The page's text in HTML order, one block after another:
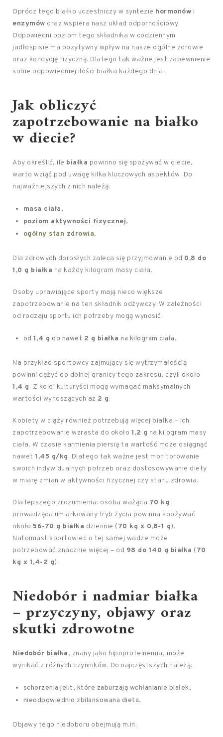
Oprócz tego białko uczestniczy w syntezie hormonów i
enzymów oraz wspiera nasz układ odpornościowy.
Odpowiedni poziom tego składnika w codziennym
jadłospisie ma pozytywny wpływ na nasze ogólne zdrowie
oraz kondycję fizyczną. Dlatego tak ważne jest zapewnienie
sobie odpowiedniej ilości białka każdego dnia.
Jak obliczyć
zapotrzebowanie na białko
w diecie?
Aby określić, ile białka powinno się spożywać w diecie,
warto wziąć pod uwagę kilka kluczowych aspektów. Do
najważniejszych z nich należą:
masa ciała,
poziom aktywności fizycznej,
ogólny stan zdrowia.
Dla zdrowych dorosłych zaleca się przyjmowanie od 0,8 do
1,0 g białka na każdy kilogram masy ciała.
Osoby uprawiające sporty mają nieco większe
zapotrzebowanie na ten składnik odżywczy. W zależności
od rodzaju sportu ich potrzeby mogą wynosić:
od1,4 g do nawet 2 g białka na kilogram ciała.
Na przykład sportowcy zajmujący się wytrzymałością
powinni dążyć do dolnej granicy tego zakresu, czyli około
1,4 g. Z kolei kulturyści mogą wymagać maksymalnych
wartości wynoszących aż 2 g.
Kobiety w ciąży również potrzebują więcej białka – ich
zapotrzebowanie wzrasta do około 1,2 g na kilogram masy
ciała. W czasie karmienia piersią ta wartość może osiągnąć
nawet 1,45 g/kg. Dlatego tak ważne jest monitorowanie
swoich indywidualnych potrzeb oraz dostosowywanie diety
w miarę zmian w aktywności fizycznej czy stanu zdrowia.
Dla lepszego zrozumienia: osoba ważąca 70 kg i
prowadząca umiarkowany tryb życia powinna spożywać
około 56-70 g białka dziennie (70 kg x 0,8-1 g).
Natomiast sportowiec o tej samej wadze może
potrzebować znacznie więcej – od 98 do 140 g białka (70
kg x 1,4-2 g).
Niedobór i nadmiar białka
– przyczyny, objawy oraz
skutki zdrowotne
Niedobór białka, znany jako hipoproteinemia, może
wynikać z różnych czynników. Do najczęstszych należą:
schorzenia jelit, które zaburzają wchłanianie białek,
nieodpowiednio zbilansowana dieta.
Objawy tego niedoboru obejmują m.in: